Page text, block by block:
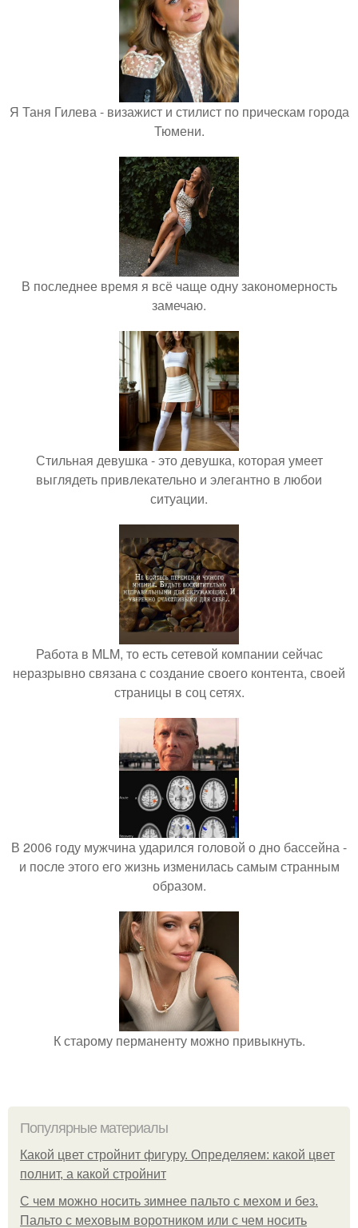
Я Таня Гилева - визажист и стилист по прическам города
Тюмени.
В последнее время я всё чаще одну закономерность
замечаю.
Стильная девушка - это девушка, которая умеет
выглядеть привлекательно и элегантно в любои
ситуации.
Работа в MLM, то есть сетевой компании сейчас
неразрывно связана с создание своего контента, своей
страницы в соц сетях.
В 2006 году мужчина ударился головой о дно бассейна -
и после этого его жизнь изменилась самым странным
образом.
К старому перманенту можно привыкнуть.
Популярные материалы
Какой цвет стройнит фигуру. Определяем: какой цвет
полнит, а какой стройнит
C чем можно носить зимнее пальто с мехом и без.
Пальто с меховым воротником или с чем носить